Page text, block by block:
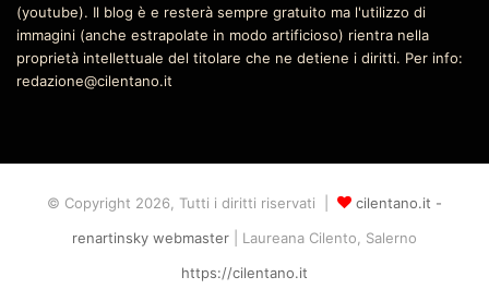
(youtube). Il blog è e resterà sempre gratuito ma l'utilizzo di
immagini (anche estrapolate in modo artificioso) rientra nella
proprietà intellettuale del titolare che ne detiene i diritti. Per info:
redazione@cilentano.it
© Copyright 2026, Tutti i diritti riservati |
cilentano.it -
renartinsky webmaster | Laureana Cilento, Salerno
https://cilentano.it